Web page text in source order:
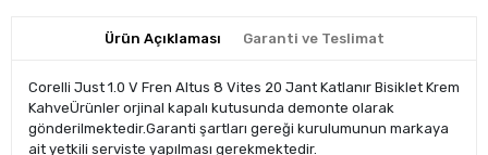
Ürün Açıklaması Garanti ve Teslimat
Corelli Just 1.0 V Fren Altus 8 Vites 20 Jant Katlanır Bisiklet Krem
KahveÜrünler orjinal kapalı kutusunda demonte olarak
gönderilmektedir.Garanti şartları gereği kurulumunun markaya
ait yetkili serviste yapılması gerekmektedir.